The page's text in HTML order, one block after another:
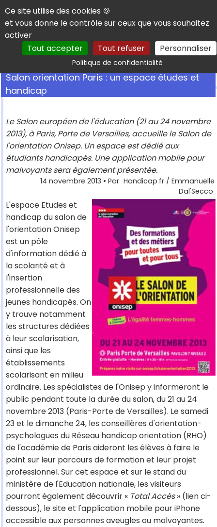
Panneau de gestion des cookies
Ce site utilise des cookies 🍪
et vous donne le contrôle sur ceux que vous souhaitez
activer
Tout accepter
Tout refuser Personnaliser
Politique de confidentialitéRechercher
Salon orientation Paris : un espace études et
handicap
Le Salon européen de l'éducation (21 au 24 novembre
2013), à Paris, Porte de Versailles, accueille le Salon de
l'orientation Onisep. Un espace est dédié aux
étudiants handicapés. Une application mobile pour
malvoyants sera également présentée.
14 novembre 2013 • Par Handicap.fr / Emmanuelle
Dal'Secco
L'espace Etudes et
handicap du salon de
l'orientation Onisep
est un pôle
d'information dédié à
la scolarité et à
l'insertion
professionnelle des
jeunes handicapés. On
y trouve notamment
les structures dédiées
à leur scolarisation,
ainsi que les
établissements
scolarisant en milieu
ordinaire. Les spécialistes de l'Onisep y informeront le
public pendant toute la durée du salon, du 21 au 24
novembre 2013 (Paris-Porte de Versailles). Le samedi
23 et le dimanche 24, les conseillères d'orientation-
psychologues du Réseau handicap orientation (RHO)
de l'académie de Paris aideront les élèves à faire le
point sur leur parcours de formation et leur projet
professionnel. Sur cet espace et sur le stand du
ministère de l'Education nationale, les visiteurs
pourront également découvrir « Total Accès» (lien ci-
dessous), le site et l'application mobile pour iPhone
accessible aux personnes aveugles ou malvoyantes.